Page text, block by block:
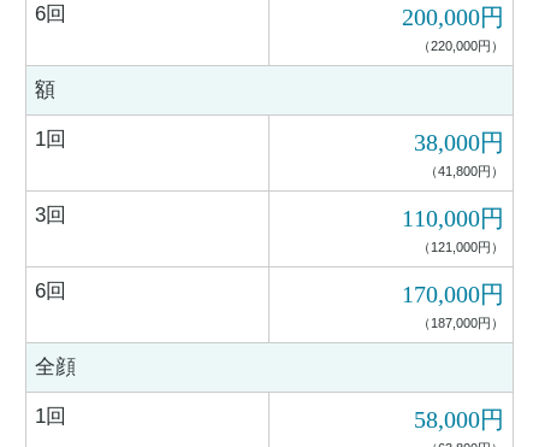
6回 200,000円
（220,000円）
額
1回 38,000円
（41,800円）
3回 110,000円
（121,000円）
6回 170,000円
（187,000円）
全顔
1回 58,000円